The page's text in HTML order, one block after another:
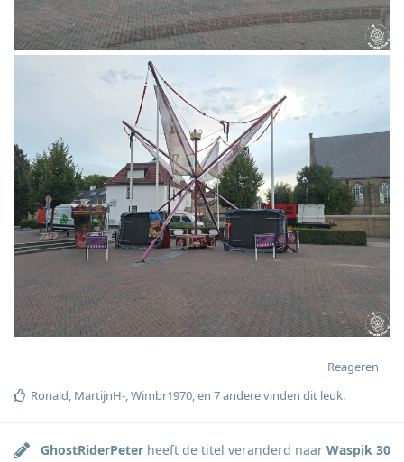
Reageren
Ronald, MartijnH-,Wimbr1970, en 7anderevinden dit leuk.
GhostRiderPeter heeft de titel veranderd naar Waspik 30